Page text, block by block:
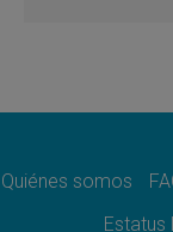
Quiénes somos
Estatus